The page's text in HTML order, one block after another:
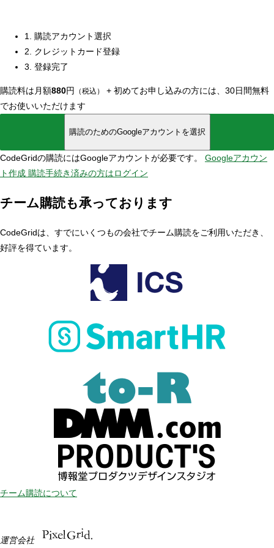
1. 購読アカウント選択
2. クレジットカード登録
3. 登録完了
購読料は月額880円 （税込） + 初めてお申し込みの方には、30日間無料
でお使いいただけます
購読のためのGoogleアカウントを選択
CodeGridの購読にはGoogleアカウントが必要です。 Googleアカウン
ト作成 購読手続き済みの方はログイン
チーム購読も承っております
CodeGridは、すでにいくつもの会社でチーム購読をご利用いただき、
好評を得ています。
チーム購読について
運営会社